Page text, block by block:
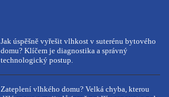
Jak úspěšně vyřešit vlhkost v suterénu bytového
domu? Klíčem je diagnostika a správný
technologický postup.
Zateplení vlhkého domu? Velká chyba, kterou